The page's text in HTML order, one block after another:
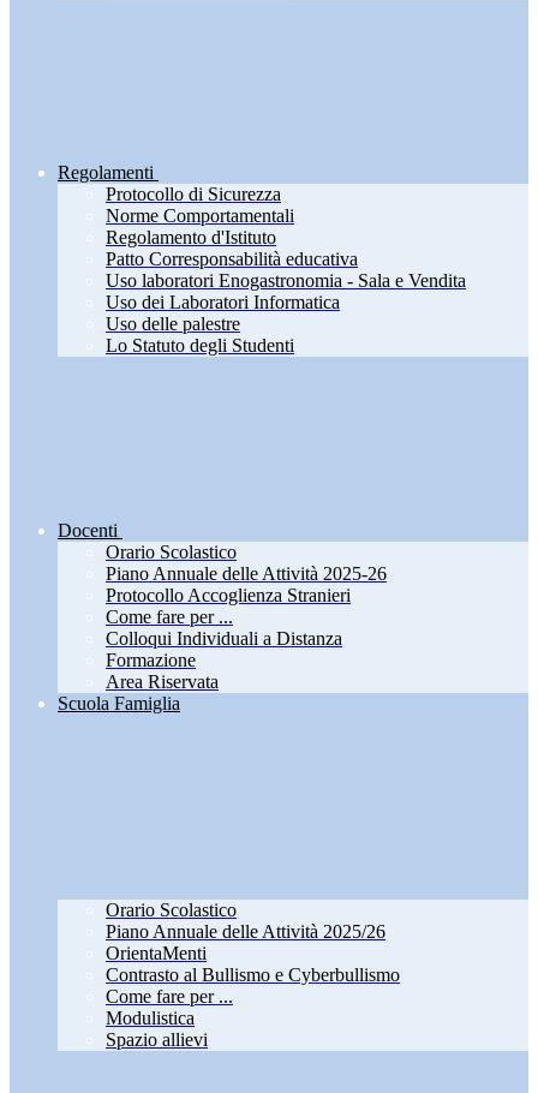
Regolamenti
Protocollo di Sicurezza
Norme Comportamentali
Regolamento d'Istituto
Patto Corresponsabilità educativa
Uso laboratori Enogastronomia - Sala e Vendita
Uso dei Laboratori Informatica
Uso delle palestre
Lo Statuto degli Studenti
Docenti
Orario Scolastico
Piano Annuale delle Attività 2025-26
Protocollo Accoglienza Stranieri
Come fare per ...
Colloqui Individuali a Distanza
Formazione
Area Riservata
Scuola Famiglia
Orario Scolastico
Piano Annuale delle Attività 2025/26
OrientaMenti
Contrasto al Bullismo e Cyberbullismo
Come fare per ...
Modulistica
Spazio allievi